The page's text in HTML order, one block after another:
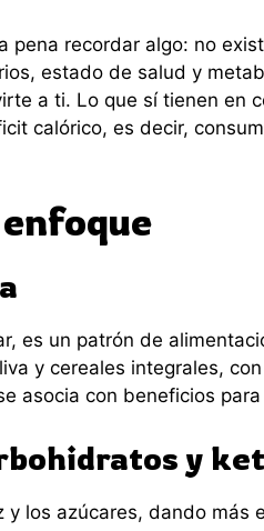
pena recordar algo: no
estado de salud y
a ti. Lo que sí tienen en
calórico, es decir,
es un patrón de
y cereales integrales,
asocia con beneficios
y
y los azúcares, dando más